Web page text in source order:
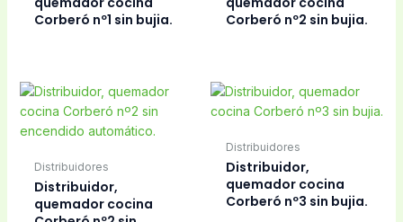
Corberó nº1 sin bujia.
Corberó nº2 sin bujia.
Distribuidores
Distribuidor,
quemador cocina
Distribuidores
Distribuidor,
quemador cocina
Corberó nº3 sin bujia.